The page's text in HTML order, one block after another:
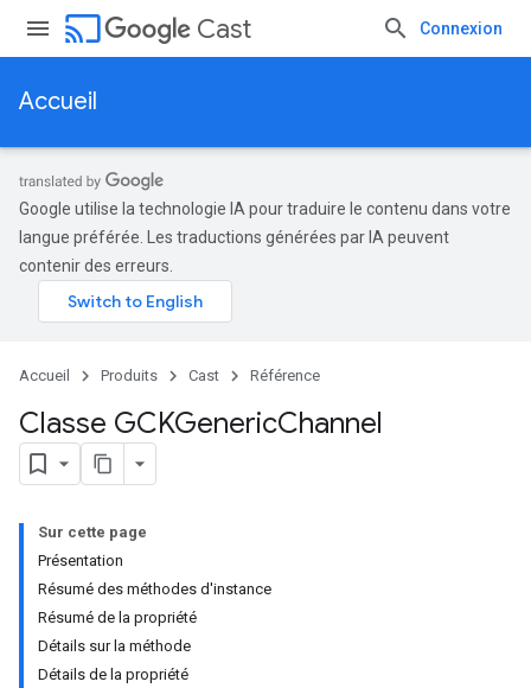
cast Cast Connexion
Accueil
Google utilise la technologie IA pour traduire le contenu dans votre
langue préférée. Les traductions générées par IA peuvent
contenir des erreurs.
Accueil Produits Cast Référence
Classe GCKGenericChannel
Sur cette page
Présentation
Résumé des méthodes d'instance
Résumé de la propriété
Détails sur la méthode
Détails de la propriété